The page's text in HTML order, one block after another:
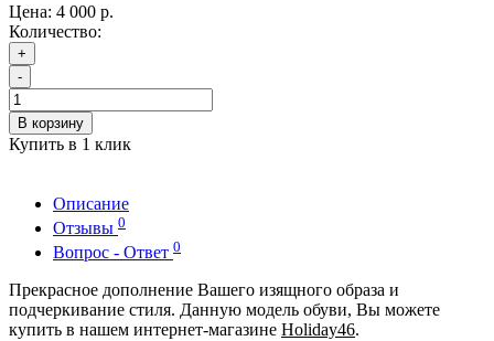
Цена: 4 000 р.
Количество:
+
-
В корзину
Купить в 1 клик
Описание
Отзывы 0
Вопрос - Ответ 0
Прекрасное дополнение Вашего изящного образа и
подчеркивание стиля. Данную модель обуви, Вы можете
купить в нашем интернет-магазине Holiday46.